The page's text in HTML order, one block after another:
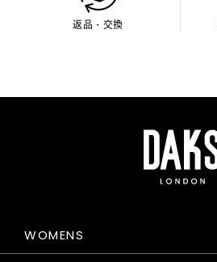
返品・交換
WOMENS